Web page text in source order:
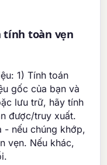
tính toàn vẹn
1) Tính toán
gốc của bạn và
lưu trữ, hãy tính
được/truy xuất.
- nếu chúng khớp,
vẹn. Nếu khác,